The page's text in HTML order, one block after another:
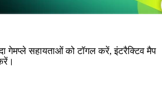
गेमप्ले सहायताओं को टॉगल करें, इंटरैक्टिव मैप